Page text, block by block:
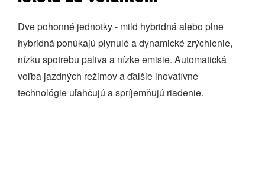
Dve pohonné jednotky ‑ mild hybridná alebo plne
hybridná ponúkajú plynulé a dynamické zrýchlenie,
nízku spotrebu paliva a nízke emisie. Automatická
voľba jazdných režimov a ďalšie inovatívne
technológie uľahčujú a spríjemňujú riadenie.